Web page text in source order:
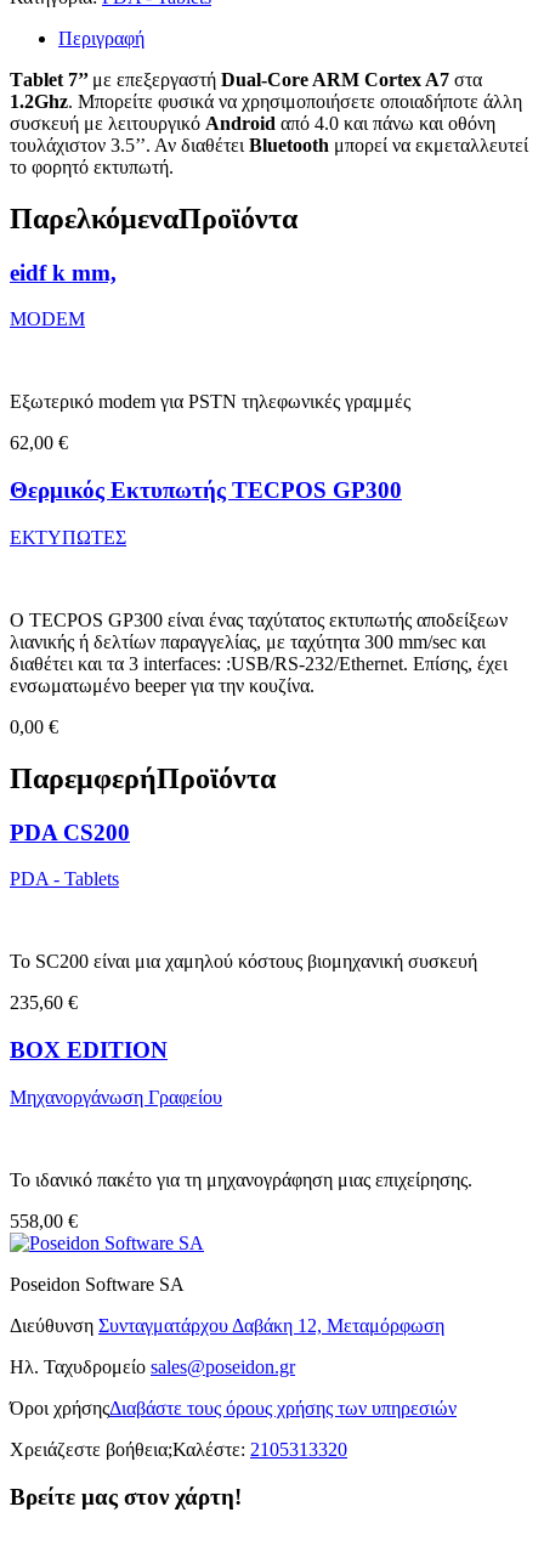
Περιγραφή
Τablet 7’’ με επεξεργαστή Dual-Core ARM Cortex A7 στα
1.2Ghz. Mπορείτε φυσικά να χρησιμοποιήσετε οποιαδήποτε άλλη
συσκευή με λειτουργικό Android από 4.0 και πάνω και οθόνη
τουλάχιστον 3.5’’. Αν διαθέτει Bluetooth μπορεί να εκμεταλλευτεί
το φορητό εκτυπωτή.
ΠαρελκόμεναΠροϊόντα
eidf k mm,
MODEM
Εξωτερικό modem για PSTN τηλεφωνικές γραμμές
62,00 €
Θερμικός Εκτυπωτής TECPOS GP300
ΕΚΤΥΠΩΤΕΣ
Ο TECPOS GP300 είναι ένας ταχύτατος εκτυπωτής αποδείξεων
λιανικής ή δελτίων παραγγελίας, με ταχύτητα 300 mm/sec και
διαθέτει και τα 3 interfaces: :USB/RS-232/Ethernet. Επίσης, έχει
ενσωματωμένο beeper για την κουζίνα.
0,00 €
ΠαρεμφερήΠροϊόντα
PDA CS200
PDA - Tablets
Το SC200 είναι μια χαμηλού κόστους βιομηχανική συσκευή
235,60 €
BOX EDITION
Μηχανοργάνωση Γραφείου
Το ιδανικό πακέτο για τη μηχανογράφηση μιας επιχείρησης.
558,00 €
Poseidon Software SA
Διεύθυνση Συνταγματάρχου Δαβάκη 12, Μεταμόρφωση
Ηλ. Ταχυδρομείο sales@poseidon.gr
Όροι χρήσηςΔιαβάστε τους όρους χρήσης των υπηρεσιών
Χρειάζεστε βοήθεια;Καλέστε: 2105313320
Βρείτε μας στον χάρτη!